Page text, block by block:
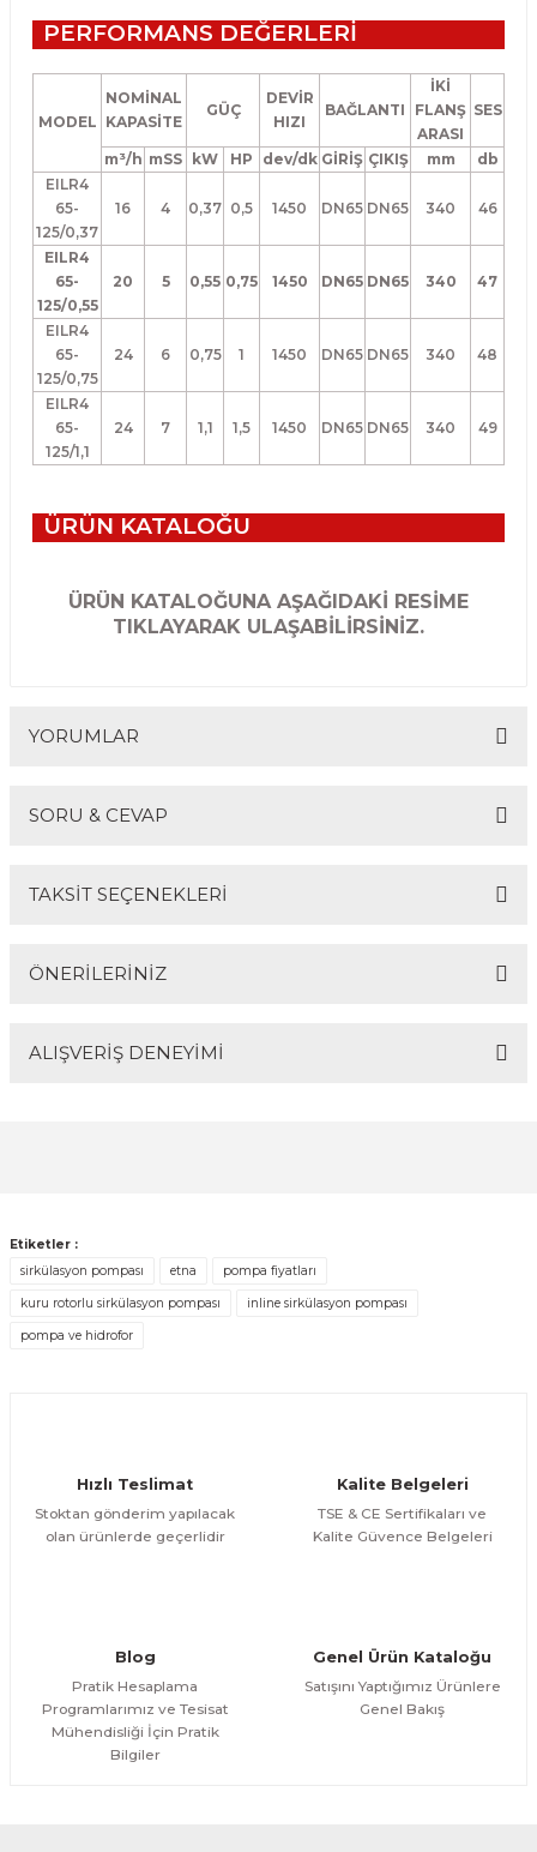
PERFORMANS DEĞERLERİ
MODEL
NOMİNAL
KAPASİTE
GÜÇ
DEVİR
HIZI
BAĞLANTI
İKİ
FLANŞ
ARASI
SES
m³/h mSS kW HP dev/dk GİRİŞ ÇIKIŞ mm
db
EILR4
65-
125/0,37
16 4 0,37 0,5 1450 DN65 DN65 340 46
EILR4
65-
125/0,55
20 5 0,55 0,75 1450 DN65 DN65 340 47
EILR4
65-
125/0,75
24 6 0,75 1 1450 DN65 DN65 340 48
EILR4
65-
125/1,1
24 7 1,1 1,5 1450 DN65 DN65 340 49
ÜRÜN KATALOĞU
ÜRÜN KATALOĞUNA AŞAĞIDAKİ RESİME
TIKLAYARAK ULAŞABİLİRSİNİZ.
YORUMLAR
SORU & CEVAP
TAKSİT SEÇENEKLERİ
ÖNERİLERİNİZ
Bu ürünün fiyat bilgisi, resim, ürün açıklamalarında ve
Ürün fiyatı diğer sitelerden daha pahalı.
Bu ürüne benzer farklı alternatifler olmalı.
ALIŞVERİŞ DENEYİMİ
Etiketler :
sirkülasyon pompası
etna pompa fiyatları
kuru rotorlu sirkülasyon pompası inline sirkülasyon pompası
pompa ve hidrofor
Hızlı Teslimat
Stoktan gönderim yapılacak
olan ürünlerde geçerlidir
Kalite Belgeleri
TSE & CE Sertifikaları ve
Kalite Güvence Belgeleri
Blog
Pratik Hesaplama
Programlarımız ve Tesisat
Mühendisliği İçin Pratik
Bilgiler
Genel Ürün Kataloğu
Satışını Yaptığımız Ürünlere
Genel Bakış